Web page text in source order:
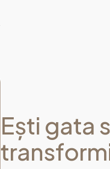
Ești gata